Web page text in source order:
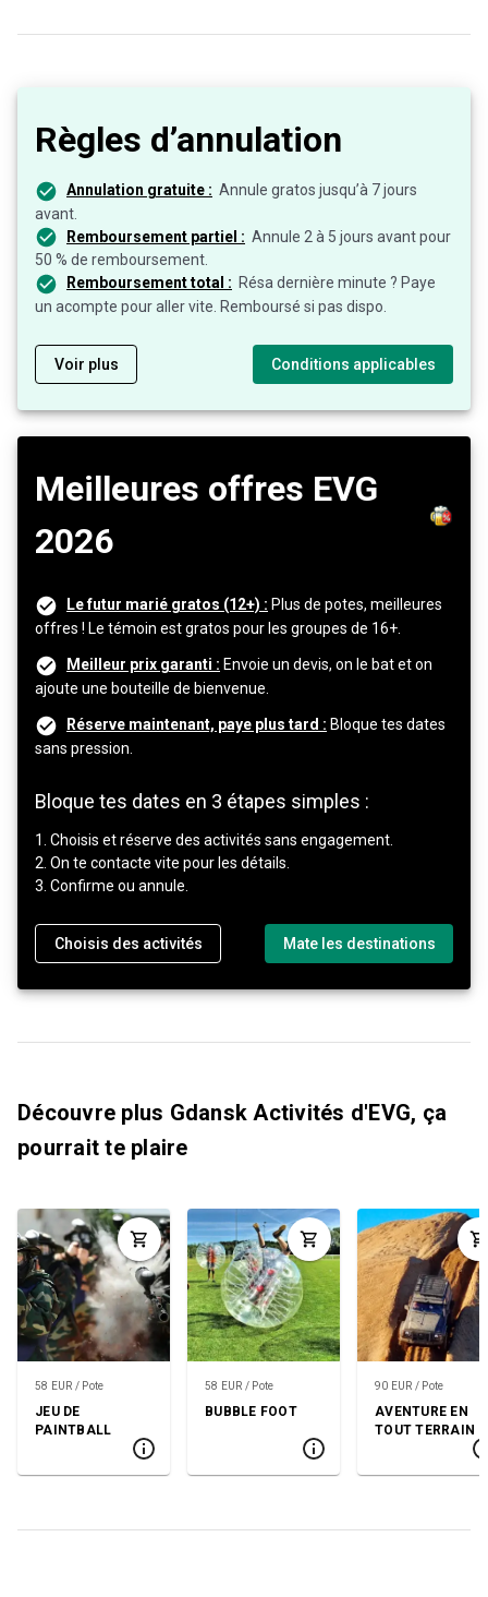
Règles d’annulation
Annulation gratuite : Annule gratos jusqu’à 7 jours
avant.
Remboursement partiel : Annule 2 à 5 jours avant pour
50 % de remboursement.
Remboursement total : Résa dernière minute ? Paye
un acompte pour aller vite. Remboursé si pas dispo.
Voir plus Conditions applicables
Meilleures offres EVG
2026
Le futur marié gratos (12+) : Plus de potes, meilleures
offres ! Le témoin est gratos pour les groupes de 16+.
Meilleur prix garanti : Envoie un devis, on le bat et on
ajoute une bouteille de bienvenue.
Réserve maintenant, paye plus tard : Bloque tes dates
sans pression.
Bloque tes dates en 3 étapes simples :
1. Choisis et réserve des activités sans engagement.
2. On te contacte vite pour les détails.
3. Confirme ou annule.
Choisis des activités Mate les destinations
Découvre plus Gdansk Activités d'EVG, ça
pourrait te plaire
58 EUR / Pote
JEU DE
PAINTBALL
58 EUR / Pote
BUBBLE FOOT
90 EUR / Pote
AVENTURE EN
TOUT TERRAIN